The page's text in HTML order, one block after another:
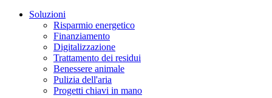
Soluzioni
Risparmio energetico
Finanziamento
Digitalizzazione
Trattamento dei residui
Benessere animale
Pulizia dell'aria
Progetti chiavi in mano